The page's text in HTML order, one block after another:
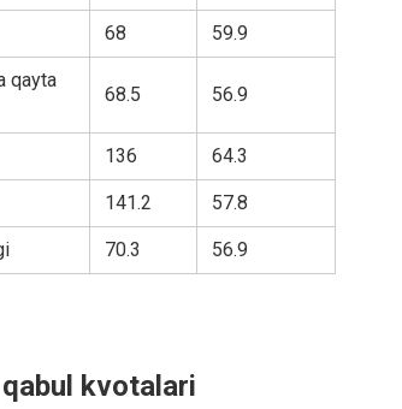
68 59.9
qayta
68.5 56.9
136 64.3
141.2 57.8
70.3 56.9
kvotalari